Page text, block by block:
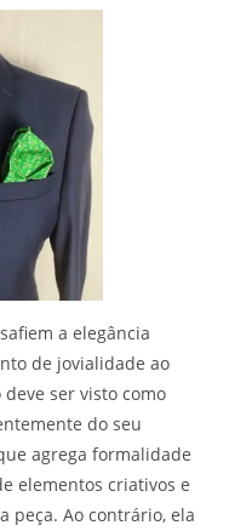
a elegância
de jovialidade ao
ser visto como
do seu
agrega formalidade
elementos criativos e
peça. Ao contrário, ela